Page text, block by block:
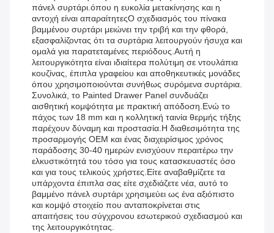
πάνελ συρτάρι.όπου η ευκολία μετακίνησης και η
αντοχή είναι απαραίτητεςΟ σχεδιασμός του πίνακα
βαμμένου συρτάρι μειώνει την τριβή και την φθορά,
εξασφαλίζοντας ότι τα συρτάρια λειτουργούν ήσυχα και
ομαλά για παρατεταμένες περιόδους.Αυτή η
λειτουργικότητα είναι ιδιαίτερα πολύτιμη σε ντουλάπια
κουζίνας, έπιπλα γραφείου και αποθηκευτικές μονάδες
όπου χρησιμοποιούνται συνήθως συρόμενα συρτάρια.
Συνολικά, το Painted Drawer Panel συνδυάζει
αισθητική κομψότητα με πρακτική απόδοση.Ενώ το
πάχος των 18 mm και η κολλητική ταινία θερμής τήξης
παρέχουν δύναμη και προστασία.Η διαθεσιμότητα της
προσαρμογής OEM και ένας διαχειρίσιμος χρόνος
παράδοσης 30-40 ημερών ενισχύουν περαιτέρω την
ελκυστικότητά του τόσο για τους κατασκευαστές όσο
και για τους τελικούς χρήστες.Είτε αναβαθμίζετε τα
υπάρχοντα έπιπλα σας είτε σχεδιάζετε νέα, αυτό το
βαμμένο πάνελ συρτάρι χρησιμεύει ως ένα αξιόπιστο
και κομψό στοιχείο που ανταποκρίνεται στις
απαιτήσεις του σύγχρονου εσωτερικού σχεδιασμού και
της λειτουργικότητας.